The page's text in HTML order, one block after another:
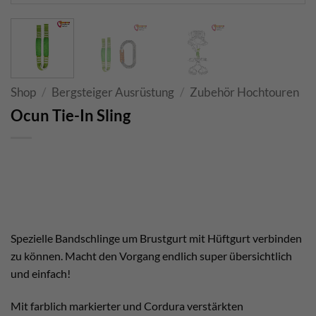
Shop / Bergsteiger Ausrüstung / Zubehör Hochtouren
Ocun Tie-In Sling
Spezielle Bandschlinge um Brustgurt mit Hüftgurt verbinden
zu können. Macht den Vorgang endlich super übersichtlich
und einfach!
Mit farblich markierter und Cordura verstärkten